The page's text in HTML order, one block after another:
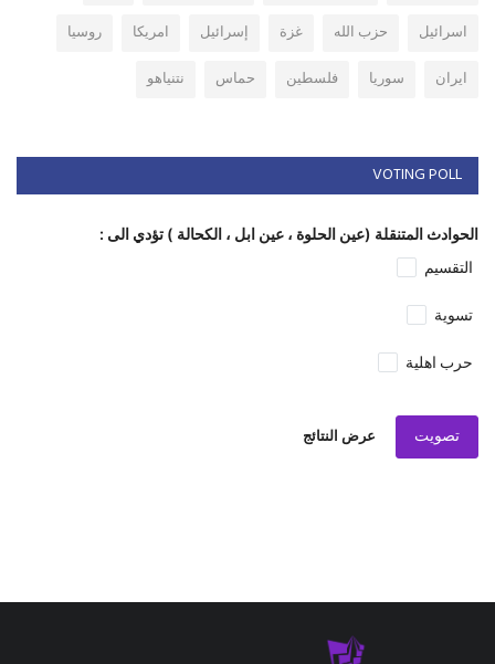
اسرائيل
حزب الله غزة إسرائيل امريكا
روسيا
ايران
سوريا فلسطين حماس نتنياهو
VOTING POLL
الحوادث المتنقلة (عين الحلوة ، عين ابل ، الكحالة ) تؤدي الى :
التقسيم
تسوية
حرب اهلية
تصويت عرض النتائج